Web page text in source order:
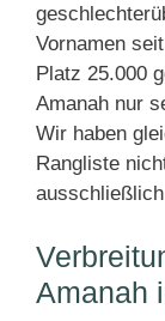
Vornamen
Platz 25.000
Amanah nur
Wir haben
Rangliste
Amanah